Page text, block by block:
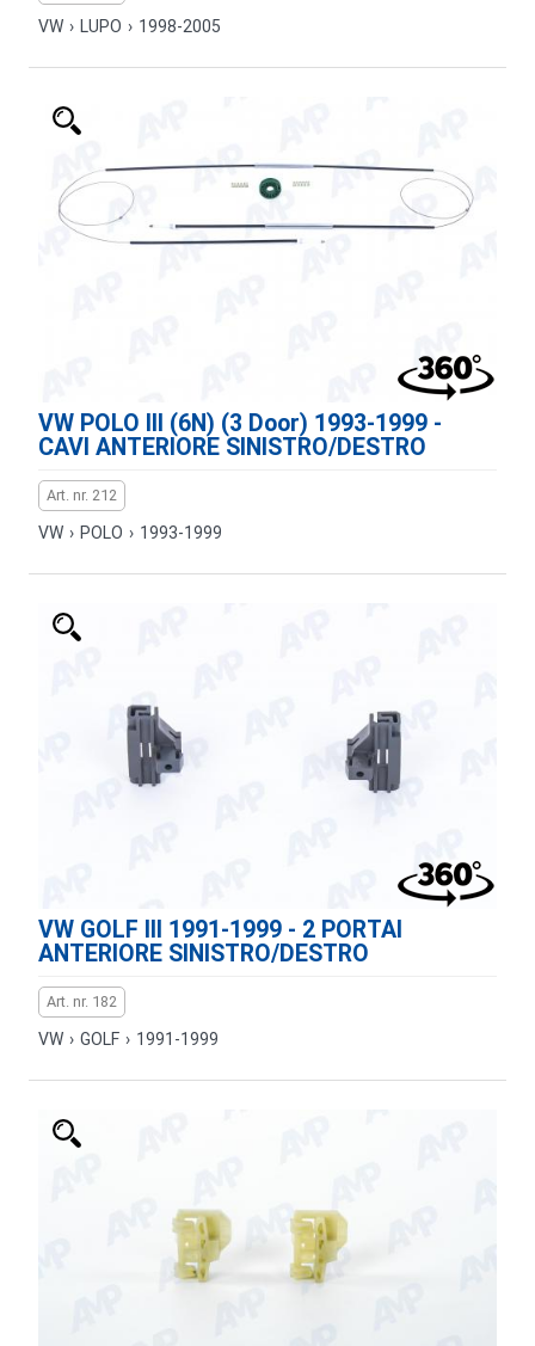
VW › LUPO › 1998-2005
VW POLO III (6N) (3 Door) 1993-1999 -
CAVI ANTERIORE SINISTRO/DESTRO
Art. nr. 212
VW › POLO › 1993-1999
VW GOLF III 1991-1999 - 2 PORTAI
ANTERIORE SINISTRO/DESTRO
Art. nr. 182
VW › GOLF › 1991-1999